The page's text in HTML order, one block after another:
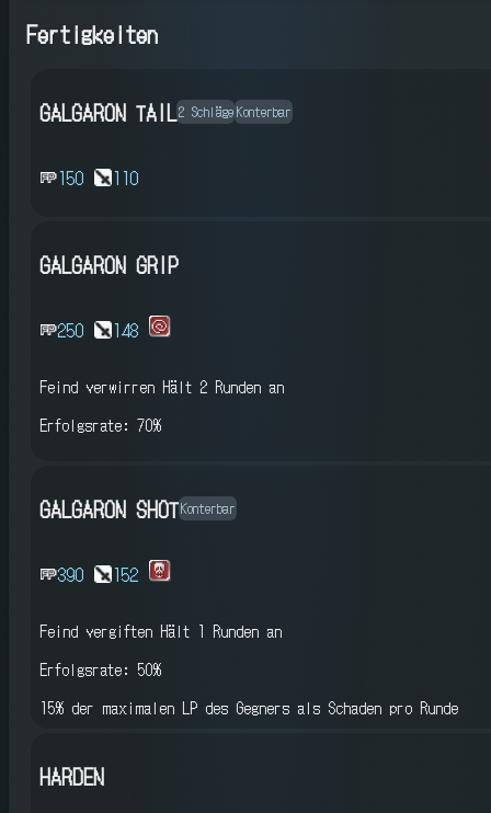
Fertigkeiten
GALGARON TAIL 2 Schläge Konterbar
150 110
GALGARON GRIP
250 148
Feind verwirren Hält 2 Runden an
Erfolgsrate: 70%
GALGARON SHOTKonterbar
390 152
Feind vergiften Hält 1 Runden an
Erfolgsrate: 50%
15% der maximalen LP des Gegners als Schaden pro Runde
HARDEN